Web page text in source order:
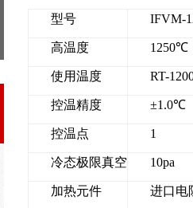
型号 IFVM-
高温度 1250℃
使用温度 RT-
控温精度 ±1.0℃
控温点 1
冷态极限真空 10pa
加热元件 进口电